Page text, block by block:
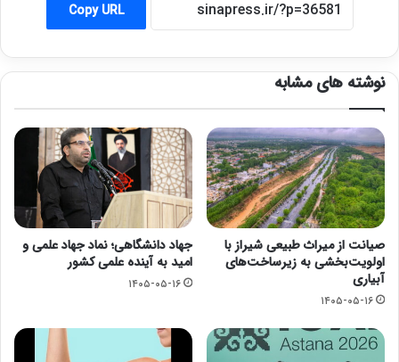
Copy URL
نوشته های مشابه
صیانت از میراث طبیعی شیراز با
اولویت‌بخشی به زیرساخت‌های
آبیاری
۱۴۰۵-۰۵-۱۶
جهاد دانشگاهی؛ نماد جهاد علمی و
امید به آینده علمی کشور
۱۴۰۵-۰۵-۱۶